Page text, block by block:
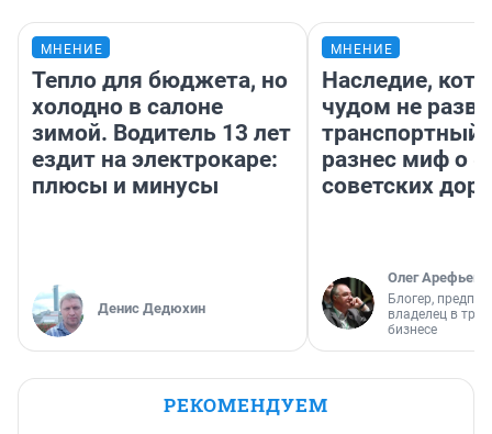
МНЕНИЕ
Тепло для бюджета, но
холодно в салоне
зимой. Водитель 13 лет
ездит на электрокаре:
плюсы и минусы
Денис Дедюхин
МНЕНИЕ
Наследие,
чудом не
транспортный
разнес миф о
советских
Олег Арефьев
Блогер,
владелец в
бизнесе
РЕКОМЕНДУЕМ